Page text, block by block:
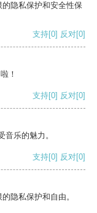
隐私保护和安全性保
支持[0] 反对[0]
！
支持[0] 反对[0]
乐的魅力。
支持[0] 反对[0]
隐私保护和自由。